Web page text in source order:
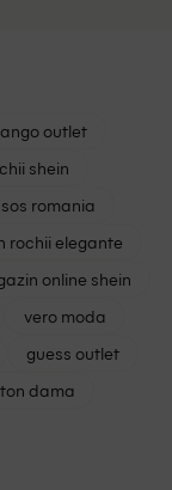
outlet
shein
romania
rochii elegante
online shein
vero moda
guess outlet
dama